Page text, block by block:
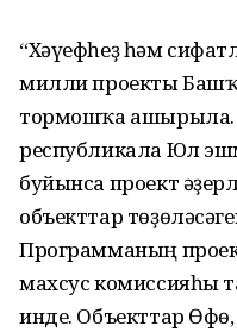
“Хәүефһеҙ һәм
милли проекты
тормошҡа ашырыла.
республикала Юл
буйынса проект
объекттар
Программаның
махсус комиссияһы
инде. Объекттар